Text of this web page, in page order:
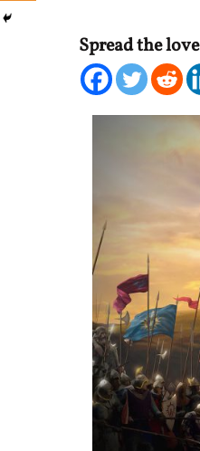
Spread the love